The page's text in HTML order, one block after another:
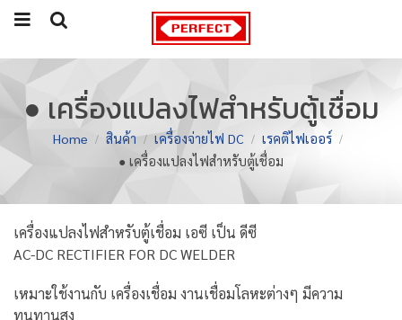
● เครื่องแปลงไฟสำหรับตู้เชื่อม
Home สินค้า เครื่องจ่ายไฟ DC
เรคติไฟเออร์
● เครื่องแปลงไฟสำหรับตู้เชื่อม
เครื่องแปลงไฟสำหรับตู้เชื่อม เอซี เป็น ดีซี
AC-DC RECTIFIER FOR DC WELDER
เหมาะใช้งานกับ เครื่องเชื่อม งานเชื่อมโลหะต่างๆ มีความ
ทนทานสูง